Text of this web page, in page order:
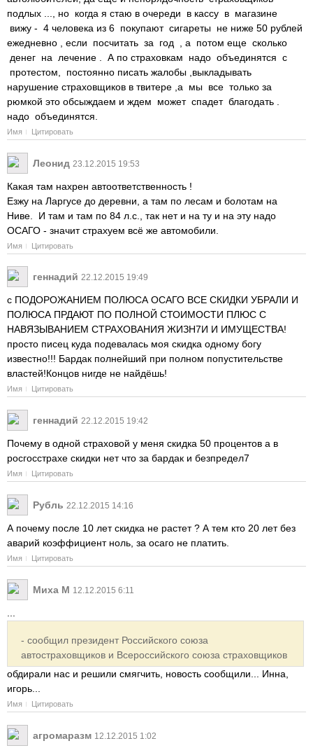
подлых ..., но когда я стаю в очереди в кассу в магазине
вижу - 4 человека из 6 покупают сигареты не ниже 50 рублей
ежедневно , если посчитать за год , а потом еще сколько
денег на лечение . А по страховкам надо объединятся с
протестом, постоянно писать жалобы ,выкладывать
нарушение страховщиков в твитере ,а мы все только за
рюмкой это обсыждаем и ждем может спадет благодать .
надо объединятся.
Имя Цитировать
Леонид 23.12.2015 19:53
Какая там нахрен автоответственность !
Езжу на Ларгусе до деревни, а там по лесам и болотам на
Ниве. И там и там по 84 л.с., так нет и на ту и на эту надо
ОСАГО - значит страхуем всё же автомобили.
Имя Цитировать
геннадий 22.12.2015 19:49
с ПОДОРОЖАНИЕМ ПОЛЮСА ОСАГО ВСЕ СКИДКИ УБРАЛИ И
ПОЛЮСА ПРДАЮТ ПО ПОЛНОЙ СТОИМОСТИ ПЛЮС С
НАВЯЗЫВАНИЕМ СТРАХОВАНИЯ ЖИЗН7И И ИМУЩЕСТВА!
просто писец куда подевалась моя скидка одному богу
известно!!! Бардак полнейший при полном попустительстве
властей!Концов нигде не найдёшь!
Имя Цитировать
геннадий 22.12.2015 19:42
Почему в одной страховой у меня скидка 50 процентов а в
росгосстрахе скидки нет что за бардак и безпредел7
Имя Цитировать
Рубль 22.12.2015 14:16
А почему после 10 лет скидка не растет ? А тем кто 20 лет без
аварий коэффициент ноль, за осаго не платить.
Имя Цитировать
Миха М 12.12.2015 6:11
- сообщил президент Российского союза
автостраховщиков и Всероссийского союза страховщиков
обдирали нас и решили смягчить, новость сообщили... Инна,
игорь...
Имя Цитировать
агромаразм 12.12.2015 1:02